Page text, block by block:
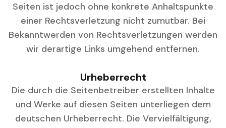
Seiten ist jedoch ohne konkrete Anhaltspunkte
einer Rechtsverletzung nicht zumutbar. Bei
Bekanntwerden von Rechtsverletzungen werden
wir derartige Links umgehend entfernen.
Urheberrecht
Die durch die Seitenbetreiber erstellten Inhalte
und Werke auf diesen Seiten unterliegen dem
deutschen Urheberrecht. Die Vervielfältigung,